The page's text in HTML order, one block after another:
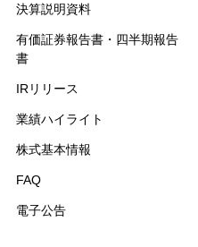
決算説明資料
有価証券報告書・四半期報告
書
IRリリース
業績ハイライト
株式基本情報
FAQ
電子公告